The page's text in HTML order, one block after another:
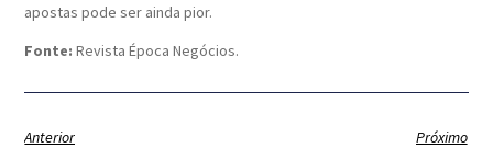
apostas pode ser ainda pior.
Fonte: Revista Época Negócios.
Anterior
Próximo